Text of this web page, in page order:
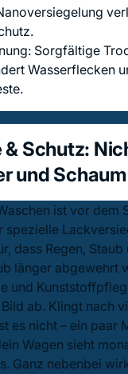
Sorgfältige
Wasserflecken
& Schutz:
und Schaum
ist vor dem
spezielle
dass Regen, Staub
länger abgewehrt
und
ab. Klingt nach
es nicht – ein paar
Wagen sieht
Ganz nebenbei